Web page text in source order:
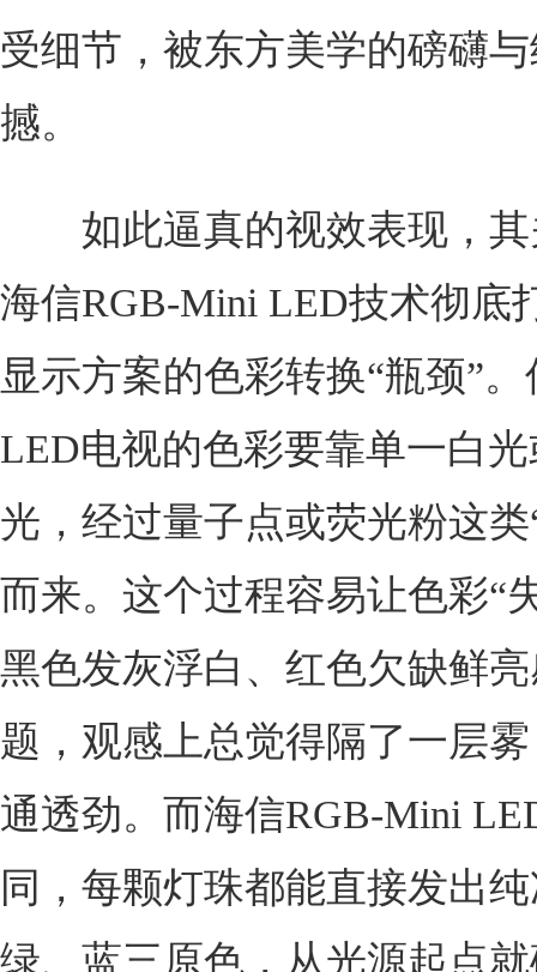
受细节，被东方美学的磅礴
撼。
如此逼真的视效表现，其
海信RGB-Mini LED技术彻底
显示方案的色彩转换“瓶颈”
LED电视的色彩要靠单一白
光，经过量子点或荧光粉这类
而来。这个过程容易让色彩“
黑色发灰浮白、红色欠缺鲜
题，观感上总觉得隔了一层
通透劲。而海信RGB-Mini
同，每颗灯珠都能直接发出
绿、蓝三原色，从光源起点